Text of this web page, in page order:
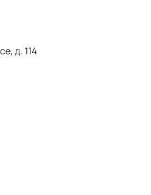
д. 114